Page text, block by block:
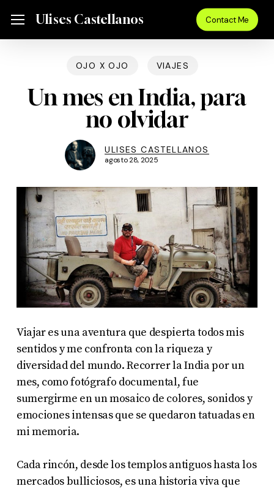
MenuUlises Castellanos Contact Me
OJO X OJO VIAJES
Un mes en India, para
no olvidar
ULISES CASTELLANOS
agosto 28, 2025
Viajar es una aventura que despierta todos mis
sentidos y me confronta con la riqueza y
diversidad del mundo. Recorrer la India por un
mes, como fotógrafo documental, fue
sumergirme en un mosaico de colores, sonidos y
emociones intensas que se quedaron tatuadas en
mi memoria.
Cada rincón, desde los templos antiguos hasta los
mercados bulliciosos, es una historia viva que